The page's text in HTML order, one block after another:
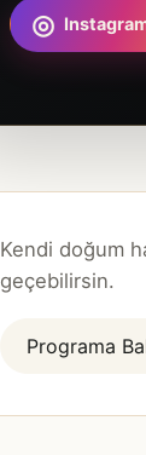
◎
Kendi doğum
geçebilirsin.
Programa